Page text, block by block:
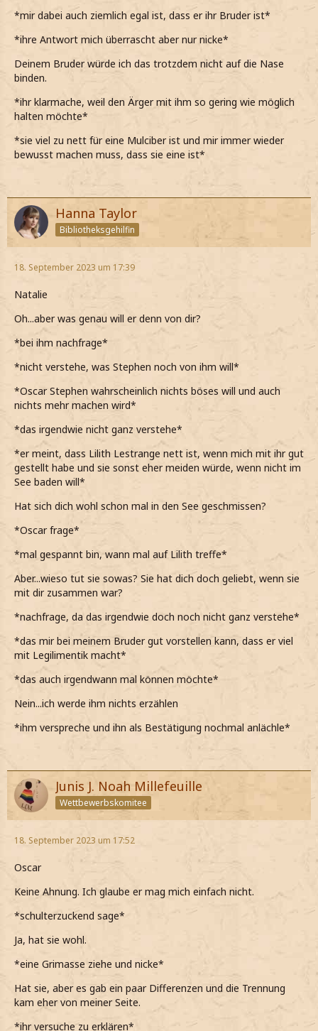
*meine Augen groß werden, als er meint, dass es
Blutsverräter ganz gut bezeichnet*
*nur nicke, als er fragt, ob die Kurzfassung haben
möchte*
*den Mund verziehe, als er meint, dass er mit einem
Halbblut zusammen war*
*wahrscheinlich genau das gleiche wie Stephen gemacht
hätte, wenn wüsste, dass Oscar mit einem Halbblut
*das alles nur Schlammblüter sind*
*das aber natürlich nicht laut sage*
Es gibt hier eine Lestrange an der Schule?
habe, dass momentan auch eine auf Hogwarts ist*
Stephen hat dich...wirklich gefoltert?
*fassungslos nachfrage*
*glaube mich verhört zu haben*
Reinblüter sind*
*mit Oscar das irgendwie trotzdem niemals machen
könnte*
*ihn mit großen Augen anschaue*
wenn wüsste, dass ein gutes Reinblut mit einem Halbblut
zusammen wäre*
*es bei Oscar aber nie getan hätte*
Ja
*deshalb einfach antworte und mir zu hundert Prozent
sicher mit dieser Antwort bin*
*mir dabei auch ziemlich egal ist, dass er ihr Bruder ist*
*ihre Antwort mich überrascht aber nur nicke*
Deinem Bruder würde ich das trotzdem nicht auf die Nase
binden.
*ihr klarmache, weil den Ärger mit ihm so gering wie möglich
halten möchte*
*sie viel zu nett für eine Mulciber ist und mir immer wieder
bewusst machen muss, dass sie eine ist*
Hanna Taylor
Bibliotheksgehilfin
18. September 2023 um 17:39
Natalie
Oh...aber was genau will er denn von dir?
*bei ihm nachfrage*
*nicht verstehe, was Stephen noch von ihm will*
*Oscar Stephen wahrscheinlich nichts böses will und auch
nichts mehr machen wird*
*das irgendwie nicht ganz verstehe*
*er meint, dass Lilith Lestrange nett ist, wenn mich mit ihr gut
gestellt habe und sie sonst eher meiden würde, wenn nicht im
See baden will*
Hat sich dich wohl schon mal in den See geschmissen?
*Oscar frage*
*mal gespannt bin, wann mal auf Lilith treffe*
Aber...wieso tut sie sowas? Sie hat dich doch geliebt, wenn sie
mit dir zusammen war?
*nachfrage, da das irgendwie doch noch nicht ganz verstehe*
*das mir bei meinem Bruder gut vorstellen kann, dass er viel
mit Legilimentik macht*
*das auch irgendwann mal können möchte*
Nein...ich werde ihm nichts erzählen
*ihm verspreche und ihn als Bestätigung nochmal anlächle*
Junis J. Noah Millefeuille
Wettbewerbskomitee
18. September 2023 um 17:52
Oscar
Keine Ahnung. Ich glaube er mag mich einfach nicht.
*schulterzuckend sage*
Ja, hat sie wohl.
*eine Grimasse ziehe und nicke*
Hat sie, aber es gab ein paar Differenzen und die Trennung
kam eher von meiner Seite.
*ihr versuche zu erklären*